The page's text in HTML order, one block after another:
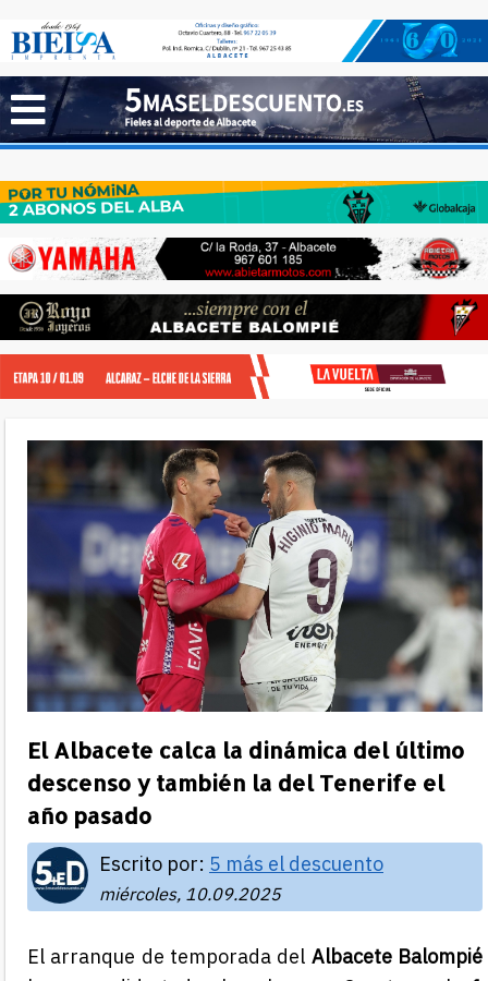
El Albacete calca la dinámica del último
descenso y también la del Tenerife el
año pasado
Escrito por: 5 más el descuento
miércoles, 10.09.2025
El arranque de temporada del Albacete Balompié